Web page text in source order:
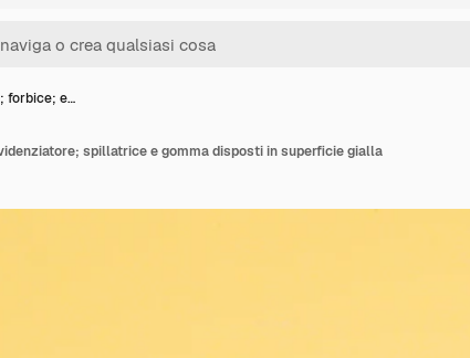
forbice; e…
spillatrice e gomma disposti in superficie gialla